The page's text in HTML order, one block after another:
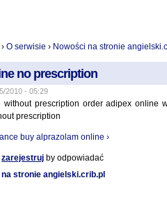
O serwisie › Nowości na stronie
no prescription
2010 - 05:29
prescription order adipex online
prescription
buy alprazolam online ›
zarejestruj by odpowiadać
stronie angielski.crib.pl